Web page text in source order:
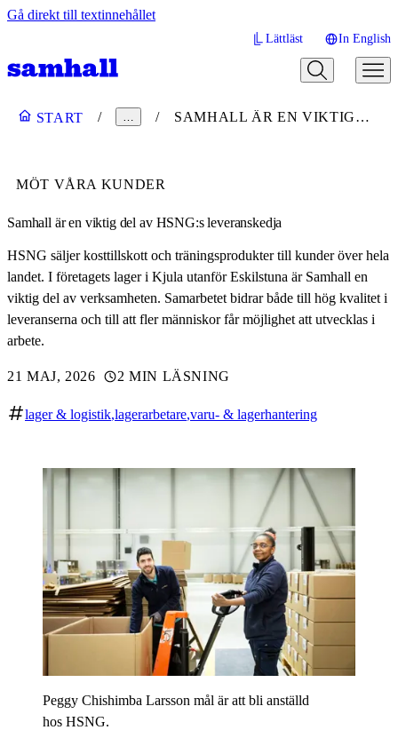
Gå direkt till textinnehållet
Lättläst In English
START … SAMHALL ÄR EN VIKTIG DEL AV HSNG:S LEVERANSKEDJA
MÖT VÅRA KUNDER
Samhall är en viktig del av HSNG:s leveranskedja
HSNG säljer kosttillskott och träningsprodukter till kunder över hela
landet. I företagets lager i Kjula utanför Eskilstuna är Samhall en
viktig del av verksamheten. Samarbetet bidrar både till hög kvalitet i
leveranserna och till att fler människor får möjlighet att utvecklas i
arbete.
21 MAJ, 2026 2 MIN LÄSNING
lager & logistik lagerarbetare varu- & lagerhantering
Peggy Chishimba Larsson mål är att bli anställd
hos HSNG.